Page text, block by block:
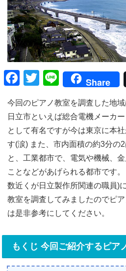
F
c
e
b
o
o
k
T
tt
er
Li
n
e
Share
今回のピアノ教室を調査した地域
日立市といえば総合電機メーカ
として有名ですが今は東京に本
す(涙) また、市内面積の約3分の
と、工業都市で、電気や機械、
ことなどがあげられる都市です
数近くが日立製作所関連の職員)
教室を調査してみましたのでピ
は是非参考にしてください。
もくじ 今回ご紹介するピア